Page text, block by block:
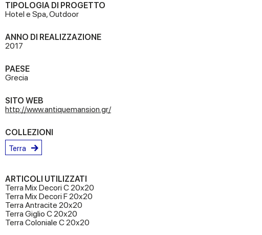
TIPOLOGIA DI PROGETTO
Hotel e Spa, Outdoor
ANNO DI REALIZZAZIONE
2017
PAESE
Grecia
SITO WEB
http://www.antiquemansion.gr/
COLLEZIONI
Terra
ARTICOLI UTILIZZATI
Terra Mix Decori C 20x20
Terra Mix Decori F 20x20
Terra Antracite 20x20
Terra Giglio C 20x20
Terra Coloniale C 20x20